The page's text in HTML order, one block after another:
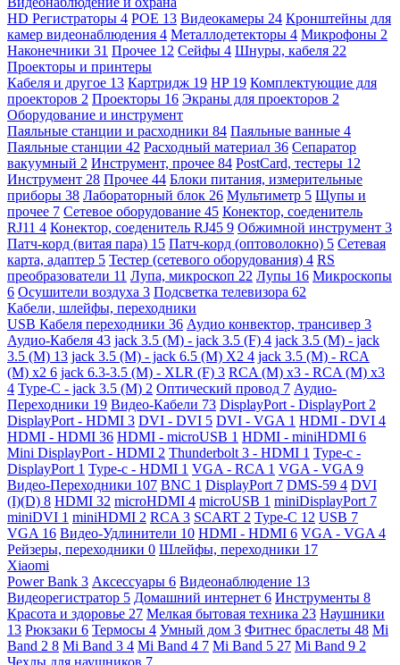
HD Регистраторы 4 POE 13 Видеокамеры 24 Кронштейны для
камер видеонаблюдения 4 Металлодетекторы 4 Микрофоны 2
Наконечники 31 Прочее 12 Сейфы 4 Шнуры, кабеля 22
Проекторы и принтеры
Кабеля и другое 13 Картридж 19 HP 19 Комплектующие для
проекторов 2 Проекторы 16 Экраны для проекторов 2
Оборудование и инструмент
Паяльные станции и расходники 84 Паяльные ванные 4
Паяльные станции 42 Расходный материал 36 Сепаратор
вакуумный 2 Инструмент, прочее 84 PostCard, тестеры 12
Инструмент 28 Прочее 44 Блоки питания, измерительные
приборы 38 Лабораторный блок 26 Мультиметр 5 Щупы и
прочее 7 Сетевое оборудование 45 Конектор, соеденитель
RJ11 4 Конектор, соеденитель RJ45 9 Обжимной инструмент 3
Патч-корд (витая пара) 15 Патч-корд (оптоволокно) 5 Сетевая
карта, адаптер 5 Тестер (сетевого оборудования) 4 RS
преобразователи 11 Лупа, микроскоп 22 Лупы 16 Микроскопы
6 Осушители воздуха 3 Подсветка телевизора 62
Кабели, шлейфы, переходники
USB Кабеля переходники 36 Аудио конвектор, трансивер 3
Аудио-Кабеля 43 jack 3.5 (M) - jack 3.5 (F) 4 jack 3.5 (M) - jack
3.5 (M) 13 jack 3.5 (M) - jack 6.5 (M) X2 4 jack 3.5 (M) - RCA
(M) x2 6 jack 6.3-3.5 (M) - XLR (F) 3 RCA (M) x3 - RCA (M) x3
4 Type-C - jack 3.5 (M) 2 Оптический провод 7 Аудио-
Переходники 19 Видео-Кабели 73 DisplayPort - DisplayPort 2
DisplayPort - HDMI 3 DVI - DVI 5 DVI - VGA 1 HDMI - DVI 4
HDMI - HDMI 36 HDMI - microUSB 1 HDMI - miniHDMI 6
Mini DisplayPort - HDMI 2 Thunderbolt 3 - HDMI 1 Type-c -
DisplayPort 1 Type-c - HDMI 1 VGA - RCA 1 VGA - VGA 9
Видео-Переходники 107 BNC 1 DisplayPort 7 DMS-59 4 DVI
(I)(D) 8 HDMI 32 microHDMI 4 microUSB 1 miniDisplayPort 7
miniDVI 1 miniHDMI 2 RCA 3 SCART 2 Type-C 12 USB 7
VGA 16 Видео-Удлинители 10 HDMI - HDMI 6 VGA - VGA 4
Рейзеры, переходники 0 Шлейфы, переходники 17
Xiaomi
Power Bank 3 Аксессуары 6 Видеонаблюдение 13
Видеорегистратор 5 Домашний интернет 6 Инструменты 8
Красота и здоровье 27 Мелкая бытовая техника 23 Наушники
13 Рюкзаки 6 Термосы 4 Умный дом 3 Фитнес браслеты 48 Mi
Band 2 8 Mi Band 3 4 Mi Band 4 7 Mi Band 5 27 Mi Band 9 2
Чехлы для наушников 7